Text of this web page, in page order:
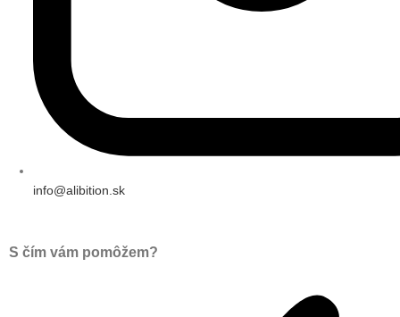
info@alibition.sk
S čím vám pomôžem?